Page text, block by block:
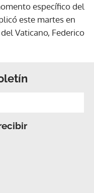
específico del
este martes en
Vaticano, Federico